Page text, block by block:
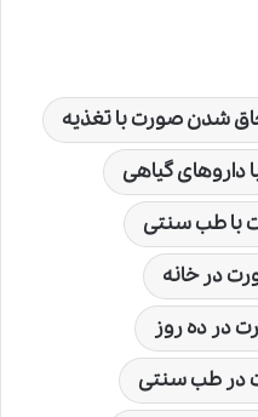
شدن صورت با تغذیه
گیاهی
با طب سنتی
در خانه
در ده روز
در طب سنتی